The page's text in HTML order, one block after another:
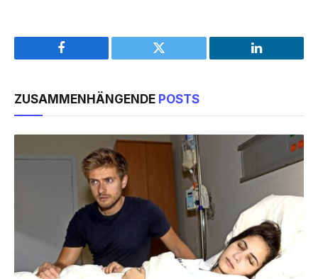
Facebook Twitter LinkedIn
ZUSAMMENHÄNGENDE POSTS